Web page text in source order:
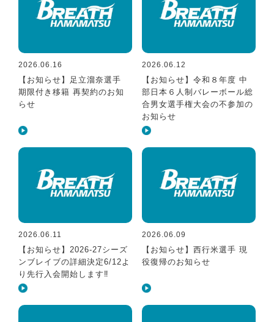
2026.06.16
【お知らせ】足立溜奈選手
期限付き移籍 再契約のお知
らせ
2026.06.12
【お知らせ】令和８年度 中
部日本６人制バレーボール総
合男女選手権大会の不参加の
お知らせ
2026.06.11
【お知らせ】2026-27シーズ
ンブレイブの詳細決定6/12よ
り先行入会開始します‼
2026.06.09
【お知らせ】西行米選手 現
役復帰のお知らせ